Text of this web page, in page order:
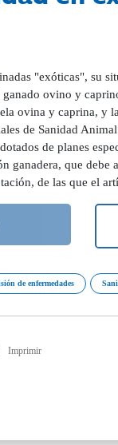
"exóticas", su
ovino y
ovina y caprina, y
de Sanidad
de planes
ganadera, que debe
de las que el
de enfermedades
Imprimir